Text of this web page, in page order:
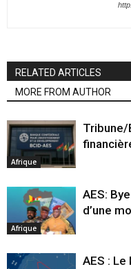
RELATED ARTICLES
MORE FROM AUTHOR
Afrique
Tribune/
Afrique
AES:
d’une
AES :